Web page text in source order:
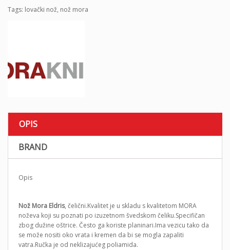
Tags: lovački nož, nož mora
OPIS
BRAND
Opis
Nož Mora Eldris, čelični.Kvalitet je u skladu s kvalitetom MORA
noževa koji su poznati po izuzetnom švedskom čeliku.Specifičan
zbog dužine oštrice. Često ga koriste planinari.Ima vezicu tako da
se može nositi oko vrata i kremen da bi se mogla zapaliti
vatra.Ručka je od neklizajućeg poliamida.